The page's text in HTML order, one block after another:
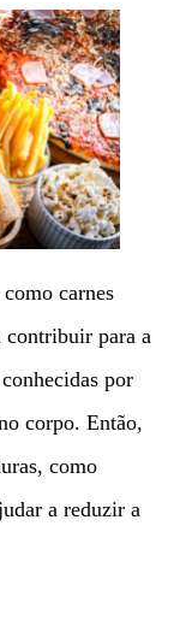
carnes
contribuir para a
por
corpo. Então,
como
a reduzir a